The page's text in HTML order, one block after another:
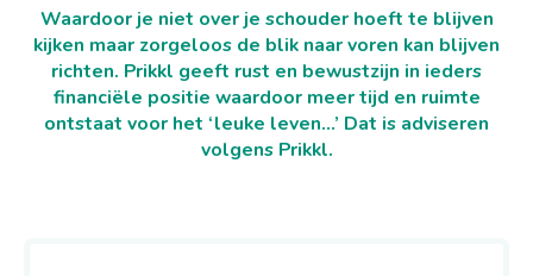
Waardoor je niet over je schouder hoeft te blijven
kijken maar zorgeloos de blik naar voren kan blijven
richten. Prikkl geeft rust en bewustzijn in ieders
financiële positie waardoor meer tijd en ruimte
ontstaat voor het ‘leuke leven…’ Dat is adviseren
volgens Prikkl.